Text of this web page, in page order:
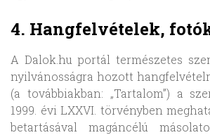
4. Hangfelvételek,
A Dalok.hu portál természetes
nyilvánosságra hozott
(a továbbiakban: „Tartalom”) a
1999. évi LXXVI. törvényben
betartásával magáncélú